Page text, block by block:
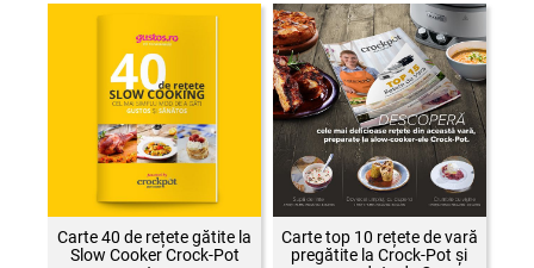
Carte 40 de rețete gătite la
Slow Cooker Crock-Pot
Carte top 10 rețete de vară
pregătite la Crock-Pot și